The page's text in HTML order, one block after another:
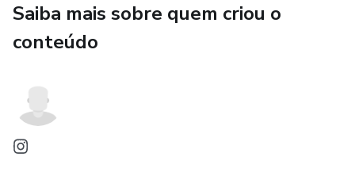
Saiba mais sobre quem criou o
conteúdo